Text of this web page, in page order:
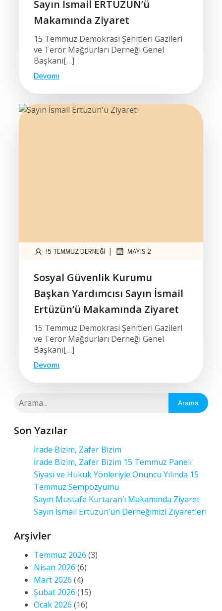
Sayın İsmail ERTÜZÜN’ü
Makamında Ziyaret
15 Temmuz Demokrasi Şehitleri Gazileri
ve Terör Mağdurları Derneği Genel
Başkanı[…]
Devamı
!5 TEMMUZ DERNEĞI | MAYIS 2
Sosyal Güvenlik Kurumu
Başkan Yardımcısı Sayın İsmail
Ertüzün’ü Makamında Ziyaret
15 Temmuz Demokrasi Şehitleri Gazileri
ve Terör Mağdurları Derneği Genel
Başkanı[…]
Devamı
Arama
Son Yazılar
İrade Bizim, Zafer Bizim
İrade Bizim, Zafer Bizim 15 Temmuz Paneli
Siyasi ve Hukuk Yönleriyle Onuncu Yılında 15
Temmuz Sempozyumu
Sayın Mustafa Kurtaran’ı Makamında Ziyaret
Sayın İsmail Ertüzün’ün Derneğimizi Ziyaretleri
Arşivler
Temmuz 2026 (3)
Nisan 2026 (6)
Mart 2026 (4)
Şubat 2026 (15)
Ocak 2026 (16)